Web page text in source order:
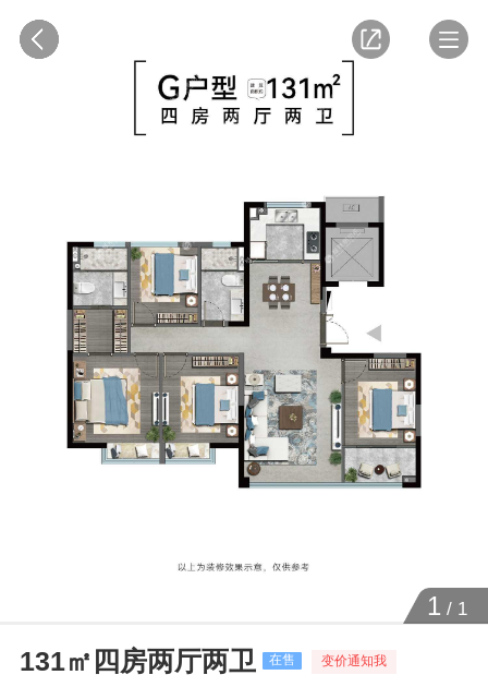
1 / 1
131㎡四房两厅两卫 在售 变价通知我